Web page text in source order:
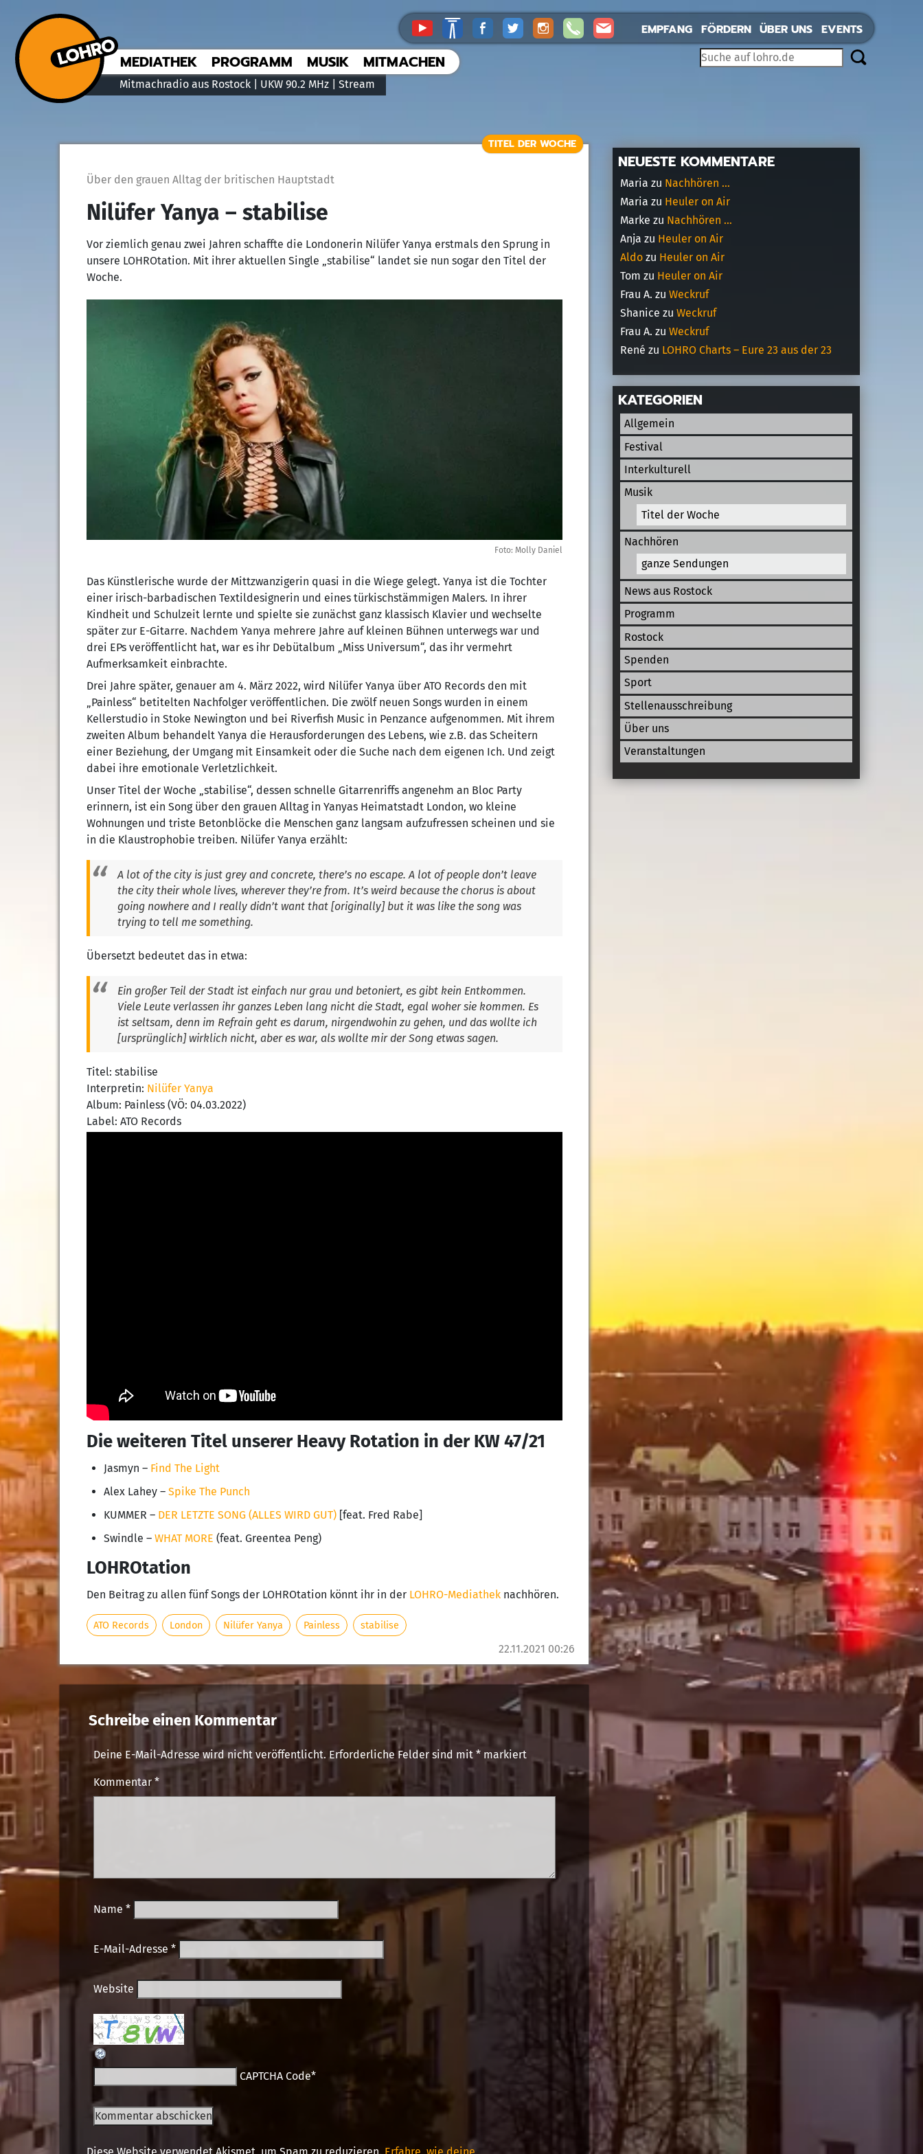
Mitmachradio aus Rostock | UKW 90.2 MHz | Stream
EMPFANG FÖRDERN ÜBER UNS EVENTS
MEDIATHEK PROGRAMM MUSIK MITMACHEN
TITEL DER WOCHE
22.11.2021 00:26
Über den grauen Alltag der britischen Hauptstadt
Nilüfer Yanya – stabilise
Vor ziemlich genau zwei Jahren schaffte die Londonerin Nilüfer Yanya erstmals den Sprung in
unsere LOHROtation. Mit ihrer aktuellen Single „stabilise“ landet sie nun sogar den Titel der
Woche.
Foto: Molly Daniel
Das Künstlerische wurde der Mittzwanzigerin quasi in die Wiege gelegt. Yanya ist die Tochter
einer irisch-barbadischen Textildesignerin und eines türkischstämmigen Malers. In ihrer
Kindheit und Schulzeit lernte und spielte sie zunächst ganz klassisch Klavier und wechselte
später zur E-Gitarre. Nachdem Yanya mehrere Jahre auf kleinen Bühnen unterwegs war und
drei EPs veröffentlicht hat, war es ihr Debütalbum „Miss Universum“, das ihr vermehrt
Aufmerksamkeit einbrachte.
Drei Jahre später, genauer am 4. März 2022, wird Nilüfer Yanya über ATO Records den mit
„Painless“ betitelten Nachfolger veröffentlichen. Die zwölf neuen Songs wurden in einem
Kellerstudio in Stoke Newington und bei Riverfish Music in Penzance aufgenommen. Mit ihrem
zweiten Album behandelt Yanya die Herausforderungen des Lebens, wie z.B. das Scheitern
einer Beziehung, der Umgang mit Einsamkeit oder die Suche nach dem eigenen Ich. Und zeigt
dabei ihre emotionale Verletzlichkeit.
Unser Titel der Woche „stabilise“, dessen schnelle Gitarrenriffs angenehm an Bloc Party
erinnern, ist ein Song über den grauen Alltag in Yanyas Heimatstadt London, wo kleine
Wohnungen und triste Betonblöcke die Menschen ganz langsam aufzufressen scheinen und sie
in die Klaustrophobie treiben. Nilüfer Yanya erzählt:
A lot of the city is just grey and concrete, there’s no escape. A lot of people don’t leave
the city their whole lives, wherever they’re from. It’s weird because the chorus is about
going nowhere and I really didn’t want that [originally] but it was like the song was
trying to tell me something.
Übersetzt bedeutet das in etwa:
Ein großer Teil der Stadt ist einfach nur grau und betoniert, es gibt kein Entkommen.
Viele Leute verlassen ihr ganzes Leben lang nicht die Stadt, egal woher sie kommen. Es
ist seltsam, denn im Refrain geht es darum, nirgendwohin zu gehen, und das wollte ich
[ursprünglich] wirklich nicht, aber es war, als wollte mir der Song etwas sagen.
Titel: stabilise
Interpretin: Nilüfer Yanya
Album: Painless (VÖ: 04.03.2022)
Label: ATO Records
Die weiteren Titel unserer Heavy Rotation in der KW 47/21
Jasmyn – Find The Light
Alex Lahey – Spike The Punch
KUMMER – DER LETZTE SONG (ALLES WIRD GUT)[feat. Fred Rabe]
Swindle – WHAT MORE (feat. Greentea Peng)
LOHROtation
Den Beitrag zu allen fünf Songs der LOHROtation könnt ihr in der LOHRO-Mediatheknachhören.
ATO Records London Nilüfer Yanya Painless stabilise
Schreibe einen Kommentar
Deine E-Mail-Adresse wird nicht veröffentlicht. Erforderliche Felder sind mit *markiert
Kommentar *
Name *
E-Mail-Adresse *
Website
CAPTCHA Code*
NEUESTE KOMMENTARE
Maria zu Nachhören …
Maria zu Heuler on Air
Marke zu Nachhören …
Anja zu Heuler on Air
Aldo zu Heuler on Air
Tom zu Heuler on Air
Frau A. zu Weckruf
Shanice zu Weckruf
Frau A. zu Weckruf
René zu LOHRO Charts – Eure 23 aus der 23
KATEGORIEN
Allgemein
Festival
Interkulturell
Musik
Titel der Woche
Nachhören
ganze Sendungen
News aus Rostock
Programm
Rostock
Spenden
Sport
Stellenausschreibung
Über uns
Veranstaltungen